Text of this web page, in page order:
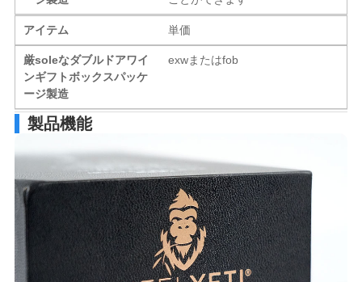
アイテム 単価
厳soleなダブルドアワイ
ンギフトボックスパッケ
ージ製造
exwまたはfob
製品機能